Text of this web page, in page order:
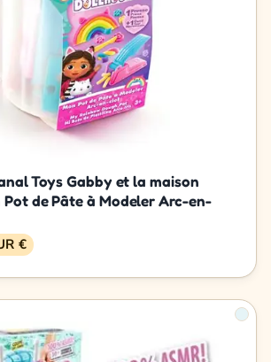
Toys Gabby et la maison
Pot de Pâte à Modeler Arc-en-
€